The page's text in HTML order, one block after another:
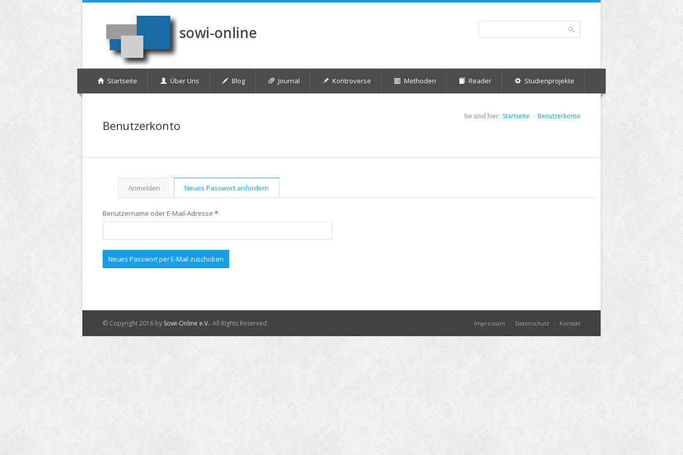
Direkt zum Inhalt
sowi-online Suchformular
Startseite Über Uns Blog Journal Kontroverse Methoden Reader Studienprojekte
Benutzerkonto
Sie sind hier: Startseite Benutzerkonto
Haupt-Reiter
Anmelden Neues Passwort anfordern(aktiver Reiter)
Benutzername oder E-Mail-Adresse *
© Copyright 2016 by Sowi-Online e.V.. All Rights Reserved. Impressum Datenschutz Kontakt